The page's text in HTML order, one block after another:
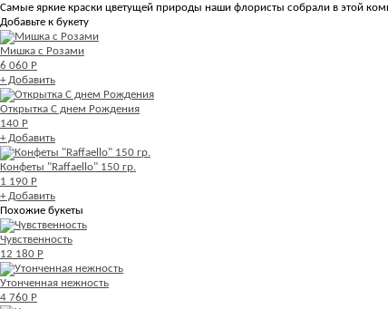
Самые яркие краски цветущей природы наши флористы собрали в этой
Добавьте к букету
Мишка с Розами
6 060 Р
+ Добавить
Открытка С днем Рождения
140 Р
+ Добавить
Конфеты "Raffaello" 150 гр.
1 190 Р
+ Добавить
Похожие букеты
Чувственность
12 180 Р
Утонченная нежность
4 760 Р